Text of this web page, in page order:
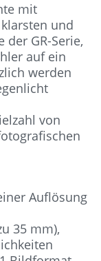
mit
und
GR-Serie,
auf ein
werden
von
Auflösung
35 mm),